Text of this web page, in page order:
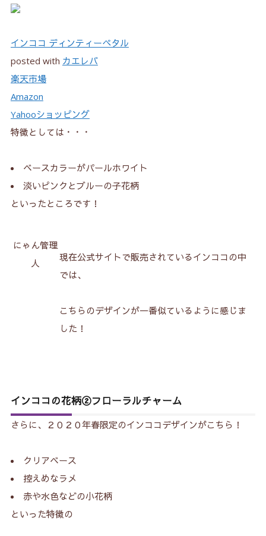
インココ ディンティーペタル
posted with カエレバ
楽天市場
Amazon
Yahooショッピング
特徴としては・・・
ベースカラーがパールホワイト
淡いピンクとブルーの子花柄
といったところです！
にゃん管理
人
現在公式サイトで販売されているインココの中
では、
こちらのデザインが一番似ているように感じま
した！
インココの花柄②フローラルチャーム
さらに、２０２０年春限定のインココデザインがこちら！
クリアベース
控えめなラメ
赤や水色などの小花柄
といった特徴の